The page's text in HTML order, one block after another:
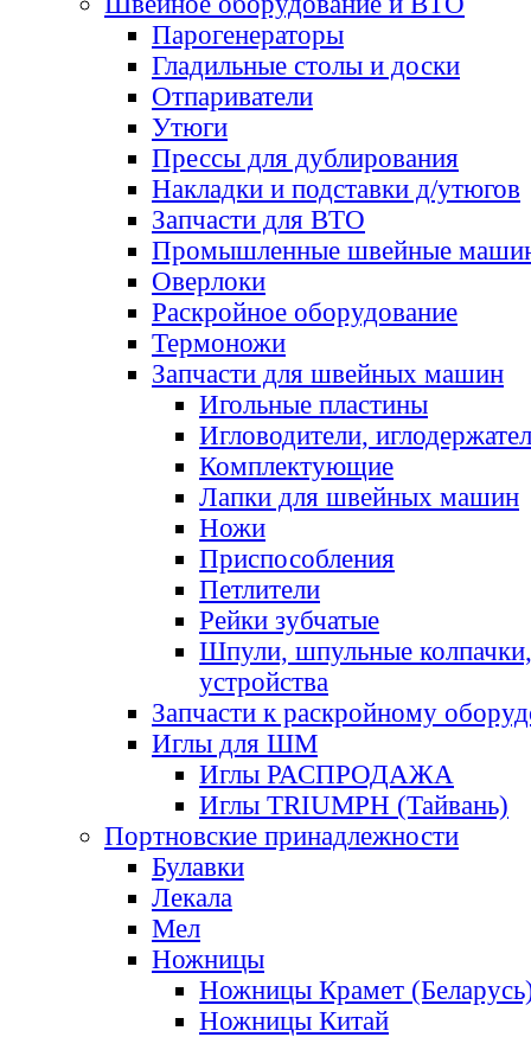
Парогенераторы
Гладильные столы и доски
Отпариватели
Утюги
Прессы для дублирования
Накладки и подставки д/утюгов
Запчасти для ВТО
Промышленные швейные
Оверлоки
Раскройное оборудование
Термоножи
Запчасти для швейных машин
Игольные пластины
Игловодители,
Комплектующие
Лапки для швейных машин
Ножи
Приспособления
Петлители
Рейки зубчатые
Шпули, шпульные
устройства
Запчасти к раскройному
Иглы для ШМ
Иглы РАСПРОДАЖА
Иглы TRIUMPH (Тайвань)
Портновские принадлежности
Булавки
Лекала
Мел
Ножницы
Ножницы Крамет
Ножницы Китай